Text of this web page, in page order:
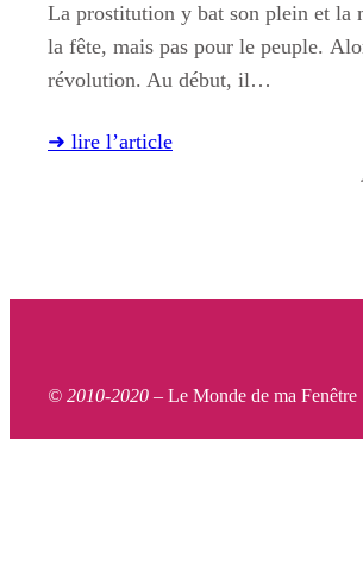
La prostitution y bat son plein et la
la fête, mais pas pour le peuple.
révolution. Au début, il…
➜ lire l’article
© 2010-2020 – Le Monde de ma Fenêtre